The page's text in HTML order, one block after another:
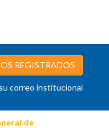
REGISTRADOS
correo institucional
de